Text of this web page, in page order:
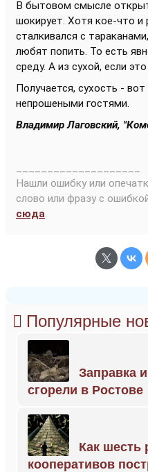
В бытовом смысле
шокирует. Хотя кое-что и
сталкивался с
любят попить. То есть
среду. А из сухой, если
Получается, сухость -
непрошеными гостями.
Владимир Лаговский,
Нашли ошибку или
слово или фразу с
сюда.
Популярные
Заправка
сгорели в Ростове
Как шесть
кооперативов